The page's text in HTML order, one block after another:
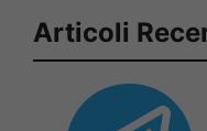
Articoli